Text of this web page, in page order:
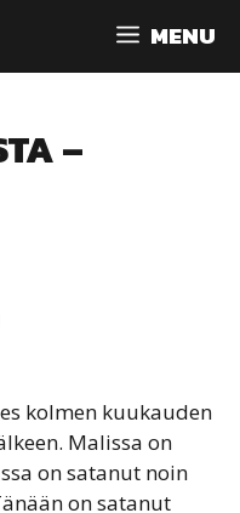
MENU
–
kolmen kuukauden
Malissa on
on satanut noin
on satanut